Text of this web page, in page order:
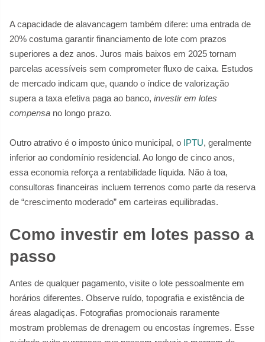
A capacidade de alavancagem também difere: uma entrada de
20% costuma garantir financiamento de lote com prazos
superiores a dez anos. Juros mais baixos em 2025 tornam
parcelas acessíveis sem comprometer fluxo de caixa. Estudos
de mercado indicam que, quando o índice de valorização
supera a taxa efetiva paga ao banco, investir em lotes
compensa no longo prazo.
Outro atrativo é o imposto único municipal, o IPTU, geralmente
inferior ao condomínio residencial. Ao longo de cinco anos,
essa economia reforça a rentabilidade líquida. Não à toa,
consultoras financeiras incluem terrenos como parte da reserva
de “crescimento moderado” em carteiras equilibradas.
Como investir em lotes passo a
passo
Antes de qualquer pagamento, visite o lote pessoalmente em
horários diferentes. Observe ruído, topografia e existência de
áreas alagadiças. Fotografias promocionais raramente
mostram problemas de drenagem ou encostas íngremes. Esse